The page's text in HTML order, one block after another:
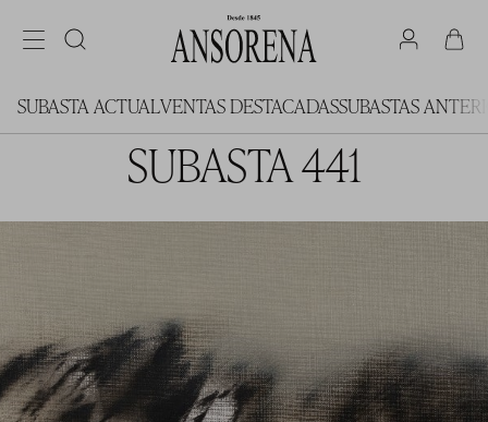
SUBASTA ACTUALVENTAS DESTACADASSUBASTAS
SUBASTA 441